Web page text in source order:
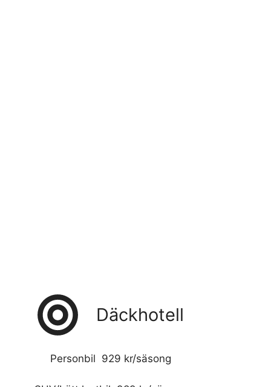
Däckhotell
Personbil 929 kr/säsong